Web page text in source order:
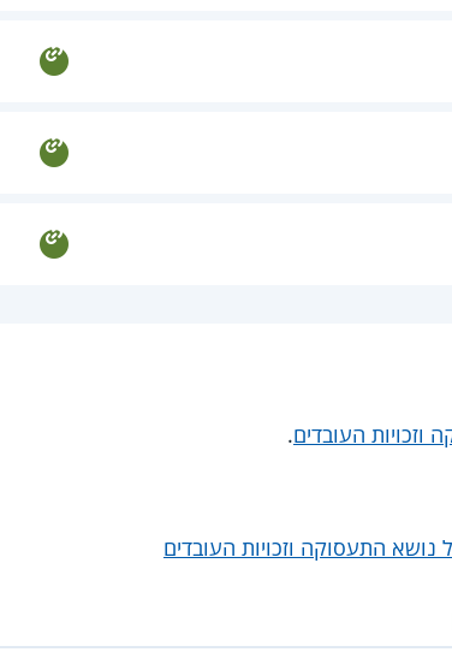
וזכויות העובדים.
התעסוקה וזכויות העובדים